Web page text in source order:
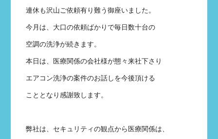
連休も沢山ご依頼有り難う御座いました。
今月は、大口の依頼ばかりで毎日数十台の
空調の洗浄が続きます。
本日は、医療関係の会社様が態々来社下さり
エアコン洗浄の案件のお話しを今後頂ける
こととなり感謝致します。
弊社は、セキュリティの観点から医療関係は、